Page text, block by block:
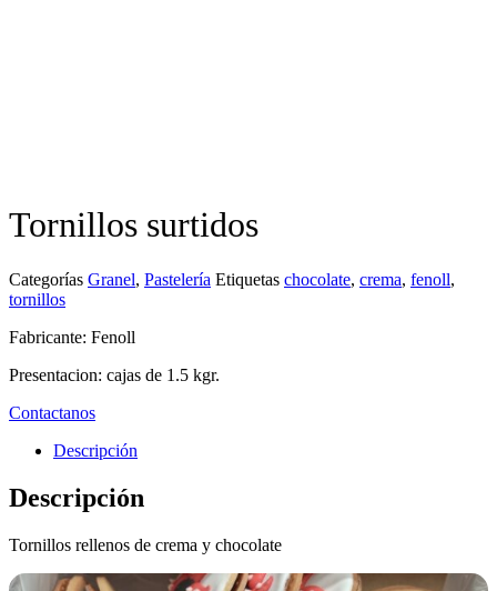
Tornillos surtidos
Categorías Granel, Pastelería Etiquetas chocolate, crema, fenoll,
tornillos
Fabricante: Fenoll
Presentacion: cajas de 1.5 kgr.
Contactanos
Descripción
Descripción
Tornillos rellenos de crema y chocolate